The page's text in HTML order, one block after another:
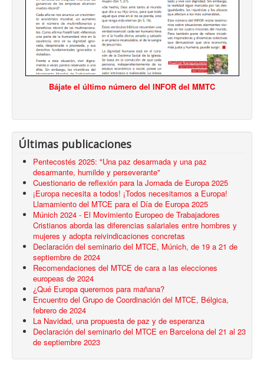
Bájate el último número del INFOR del MMTC
Últimas publicaciones
Pentecostés 2025: "Una paz desarmada y una paz
desarmante, humilde y perseverante"
Cuestionario de reflexión para la Jornada de Europa 2025
¡Europa necesita a todos! ¡Todos necesitamos a Europa!
Llamamiento del MTCE para el Día de Europa 2025
Múnich 2024 - El Movimiento Europeo de Trabajadores
Cristianos aborda las diferencias salariales entre hombres y
mujeres y adopta reivindicaciones concretas
Declaración del seminario del MTCE, Múnich, de 19 a 21 de
septiembre de 2024
Recomendaciones del MTCE de cara a las elecciones
europeas de 2024
¿Qué Europa queremos para mañana?
Encuentro del Grupo de Coordinación del MTCE, Bélgica,
febrero de 2024
La Navidad, una propuesta de paz y de esperanza
Declaración del seminario del MTCE en Barcelona del 21 al 23
de septiembre 2023